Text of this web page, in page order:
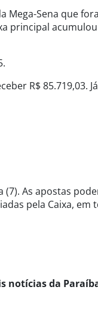
Mega-Sena que
principal
R$ 85.719,03.
As apostas
pela Caixa,
notícias da